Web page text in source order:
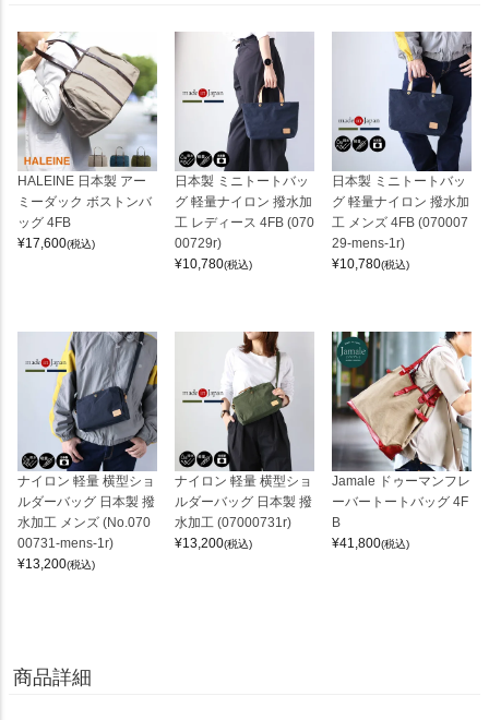
HALEINE 日本製 アー
ミーダック ボストンバ
ッグ 4FB
¥17,600(税込)
日本製 ミニトートバッ
グ 軽量ナイロン 撥水加
工 レディース 4FB (070
00729r)
¥10,780(税込)
日本製 ミニトートバッ
グ 軽量ナイロン 撥水加
工 メンズ 4FB (070007
29-mens-1r)
¥10,780(税込)
ナイロン 軽量 横型ショ
ルダーバッグ 日本製 撥
水加工 メンズ (No.070
00731-mens-1r)
¥13,200(税込)
ナイロン 軽量 横型ショ
ルダーバッグ 日本製 撥
水加工 (07000731r)
¥13,200(税込)
Jamale ドゥーマンフレ
ーバートートバッグ 4F
B
¥41,800(税込)
商品詳細